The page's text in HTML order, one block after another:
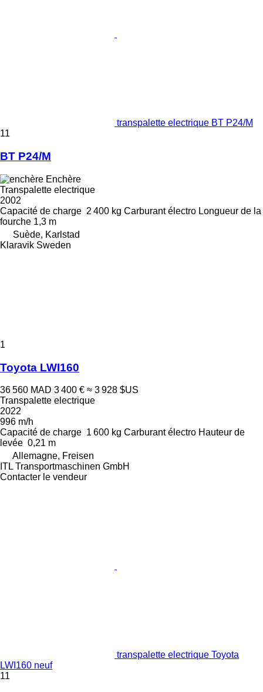
transpalette electrique BT P24/M
11
BT P24/M
Enchère
Transpalette electrique
2002
Capacité de charge 2 400 kg Carburant électro Longueur de la
fourche 1,3 m
Suède, Karlstad
Klaravik Sweden
1
Toyota LWI160
36 560 MAD 3 400 € ≈ 3 928 $US
Transpalette electrique
2022
996 m/h
Capacité de charge 1 600 kg Carburant électro Hauteur de
levée 0,21 m
Allemagne, Freisen
ITL Transportmaschinen GmbH
Contacter le vendeur
transpalette electrique Toyota
LWI160 neuf
11